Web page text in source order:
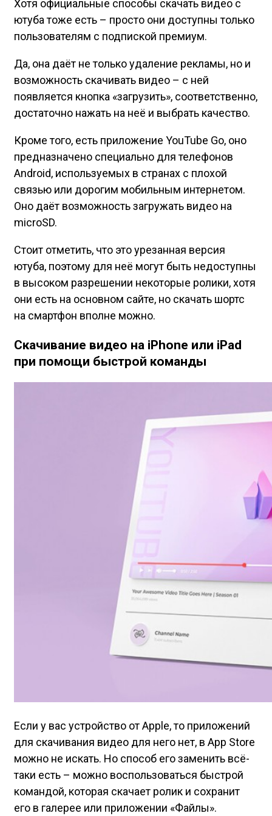
Хотя официальные способы скачать видео с
ютуба тоже есть – просто они доступны только
пользователям с подпиской премиум.
Да, она даёт не только удаление рекламы, но и
возможность скачивать видео – с ней
появляется кнопка «загрузить», соответственно,
достаточно нажать на неё и выбрать качество.
Кроме того, есть приложение YouTube Go, оно
предназначено специально для телефонов
Android, используемых в странах с плохой
связью или дорогим мобильным интернетом.
Оно даёт возможность загружать видео на
microSD.
Стоит отметить, что это урезанная версия
ютуба, поэтому для неё могут быть недоступны
в высоком разрешении некоторые ролики, хотя
они есть на основном сайте, но скачать шортс
на смартфон вполне можно.
Скачивание видео на iPhone или iPad
при помощи быстрой команды
Если у вас устройство от Apple, то приложений
для скачивания видео для него нет, в App Store
можно не искать. Но способ его заменить всё-
таки есть – можно воспользоваться быстрой
командой, которая скачает ролик и сохранит
его в галерее или приложении «Файлы».